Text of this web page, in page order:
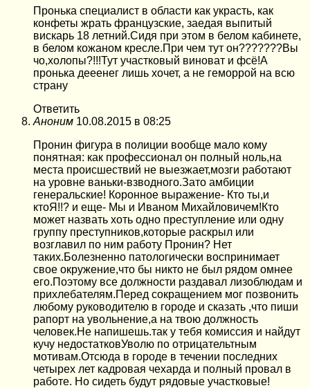
Пронька специалист в области как украсть, как
конфеты жрать французские, заедая выпитый
вискарь 18 летний.Сидя при этом в белом кабинете,
в белом кожаном кресле.При чем тут он???????Вы
чо,холопы?!!!Тут участковый виноват и фсё!А
пронька дееенег лишь хочет, а не геморрой на всю
страну
Ответить
Аноним 10.08.2015 в 08:25
Пронин фигура в полиции вообще мало кому
понятная: как профессионал он полный ноль,на
места происшествий не выезжает,мозги работают
на уровне ваньки-взводного.Зато амбиции
генеральские! Коронное выражение- Кто ты,и
ктоЯ!!? и еще- Мы и Иваном Михайловичем!Кто
может назвать хоть одно преступление или одну
группу преступников,которые раскрыл или
возглавил по ним работу Пронин? Нет
таких.Болезненно патологически воспринимает
свое окружение,что бы никто не был рядом омнее
его.Поэтому все должности раздавал лизоблюдам и
прихлебателям.Перед сокращением мог позвонить
любому руководителю в городе и сказать ,что пиши
рапорт на увольнение,а на твою должность
человек.Не напишешь.так у тебя комиссия и найдут
кучу недостатковУволю по отрицательтным
мотивам.Отсюда в городе в течении последних
четырех лет кадровая чехарда и полный провал в
работе. Но сидеть будут рядовые участковые!